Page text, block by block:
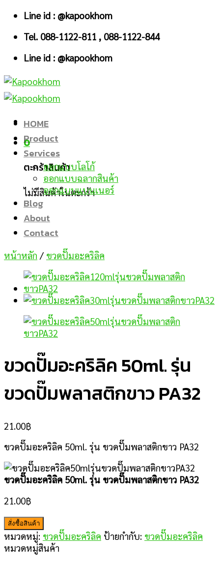
Skip
content
Line id : @kapookhom
Tel. 088-1122-811 , 088-1122-844
Line id : @kapookhom
0
ตะกร้าสินค้า
ไม่มีสินค้าในตะกร้า
HOME
Product
Services
ออกแบบโลโก้
ออกแบบฉลากสินค้า
ออกแบบแบนเนอร์
Blog
About
Contact
หน้าหลัก / ขวดปั๊มอะคริลิค
ขวดปั๊มอะคริลิค 50ml. รุ่น
ขวดปั๊มพลาสติกขาว PA32
21.00฿
ขวดปั๊มอะคริลิค 50ml. รุ่น ขวดปั๊มพลาสติกขาว PA32
ขวดปั๊มอะคริลิค 50ml. รุ่น ขวดปั๊มพลาสติกขาว PA32
21.00฿
สั่งซื้อสินค้า
หมวดหมู่: ขวดปั๊มอะคริลิค ป้ายกำกับ: ขวดปั๊มอะคริลิค
หมวดหมู่สินค้า